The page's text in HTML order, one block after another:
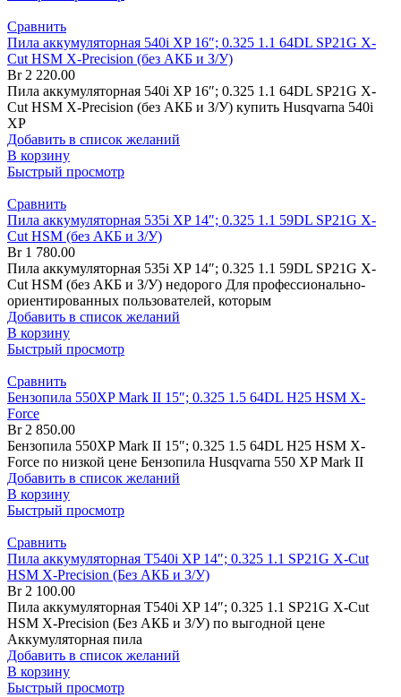
Сравнить
Пила аккумуляторная 540i XP 16″; 0.325 1.1 64DL SP21G X-
Cut HSM X-Precision (без АКБ и З/У)
Br2 220.00
Пила аккумуляторная 540i XP 16″; 0.325 1.1 64DL SP21G X-
Cut HSM X-Precision (без АКБ и З/У) купить Husqvarna 540i
XP
Добавить в список желаний
В корзину
Быстрый просмотр
Сравнить
Пила аккумуляторная 535i XP 14″; 0.325 1.1 59DL SP21G X-
Cut HSM (без АКБ и З/У)
Br1 780.00
Пила аккумуляторная 535i XP 14″; 0.325 1.1 59DL SP21G X-
Cut HSM (без АКБ и З/У) недорого Для профессионально-
ориентированных пользователей, которым
Добавить в список желаний
В корзину
Быстрый просмотр
Сравнить
Бензопила 550XP Mark II 15″; 0.325 1.5 64DL H25 HSM X-
Force
Br2 850.00
Бензопила 550XP Mark II 15″; 0.325 1.5 64DL H25 HSM X-
Force по низкой цене Бензопила Husqvarna 550 XP Mark II
Добавить в список желаний
В корзину
Быстрый просмотр
Сравнить
Пила аккумуляторная T540i XP 14″; 0.325 1.1 SP21G X-Cut
HSM X-Precision (Без АКБ и З/У)
Br2 100.00
Пила аккумуляторная T540i XP 14″; 0.325 1.1 SP21G X-Cut
HSM X-Precision (Без АКБ и З/У) по выгодной цене
Аккумуляторная пила
Добавить в список желаний
В корзину
Быстрый просмотр